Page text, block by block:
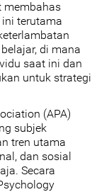
membahas
terutama
di mana
saat ini dan
untuk strategi
(APA)
subjek
tren utama
dan sosial
Secara